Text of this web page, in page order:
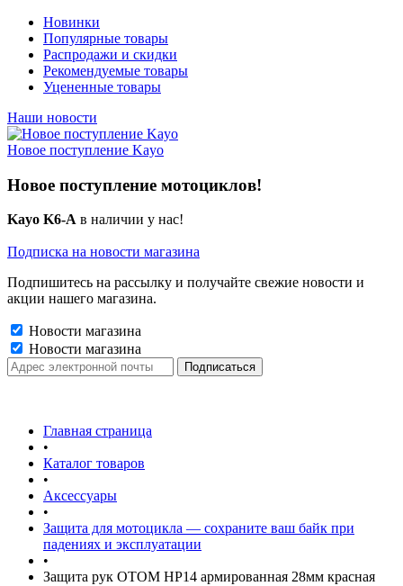
Новинки
Популярные товары
Распродажи и скидки
Рекомендуемые товары
Уцененные товары
Наши новости
Новое поступление Kayo
Новое поступление мотоциклов!
Kayo K6-A в наличии у нас!
Подписка на новости магазина
Подпишитесь на рассылку и получайте свежие новости и
акции нашего магазина.
Новости магазина
Новости магазина
Главная страница
•
Каталог товаров
•
Аксессуары
•
Защита для мотоцикла — сохраните ваш байк при
падениях и эксплуатации
•
Защита рук OTOM HP14 армированная 28мм красная